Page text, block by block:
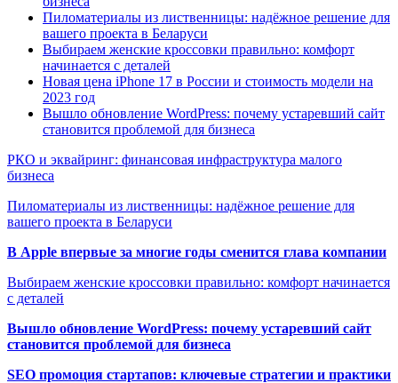
Пиломатериалы из лиственницы: надёжное решение для
вашего проекта в Беларуси
Выбираем женские кроссовки правильно: комфорт
начинается с деталей
Новая цена iPhone 17 в России и стоимость модели на
2023 год
Вышло обновление WordPress: почему устаревший сайт
становится проблемой для бизнеса
РКО и эквайринг: финансовая инфраструктура малого
бизнеса
Пиломатериалы из лиственницы: надёжное решение для
вашего проекта в Беларуси
В Apple впервые за многие годы сменится глава компании
Выбираем женские кроссовки правильно: комфорт начинается
с деталей
Вышло обновление WordPress: почему устаревший сайт
становится проблемой для бизнеса
SEO промоция стартапов: ключевые стратегии и практики